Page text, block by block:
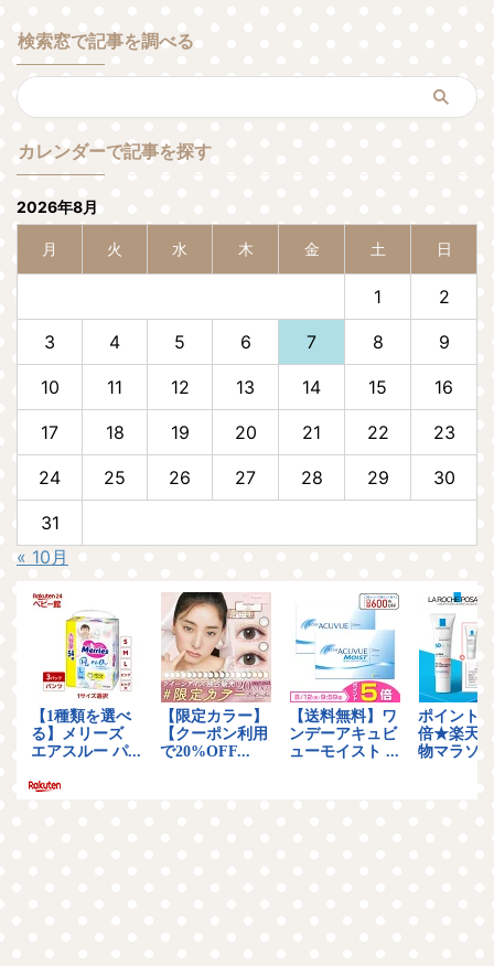
検索窓で記事を調べる
カレンダーで記事を探す
2026年8月
月 火 水 木 金 土 日
1 2
3 4 5 6 7 8 9
10 11 12 13 14 15 16
17 18 19 20 21 22 23
24 25 26 27 28 29 30
31
« 10月